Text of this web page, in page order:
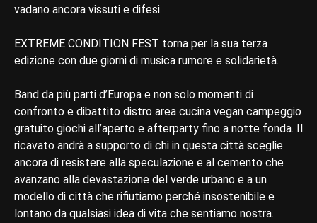
vadano ancora vissuti e difesi.
EXTREME CONDITION FEST torna per la sua terza
edizione con due giorni di musica rumore e solidarietà.
Band da più parti d’Europa e non solo momenti di
confronto e dibattito distro area cucina vegan campeggio
gratuito giochi all’aperto e afterparty fino a notte fonda. Il
ricavato andrà a supporto di chi in questa città sceglie
ancora di resistere alla speculazione e al cemento che
avanzano alla devastazione del verde urbano e a un
modello di città che rifiutiamo perché insostenibile e
lontano da qualsiasi idea di vita che sentiamo nostra.